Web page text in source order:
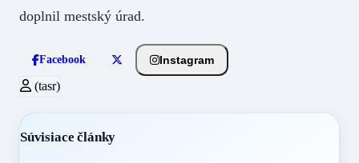
doplnil mestský úrad.
Facebook Instagram
(tasr)
Súvisiace články